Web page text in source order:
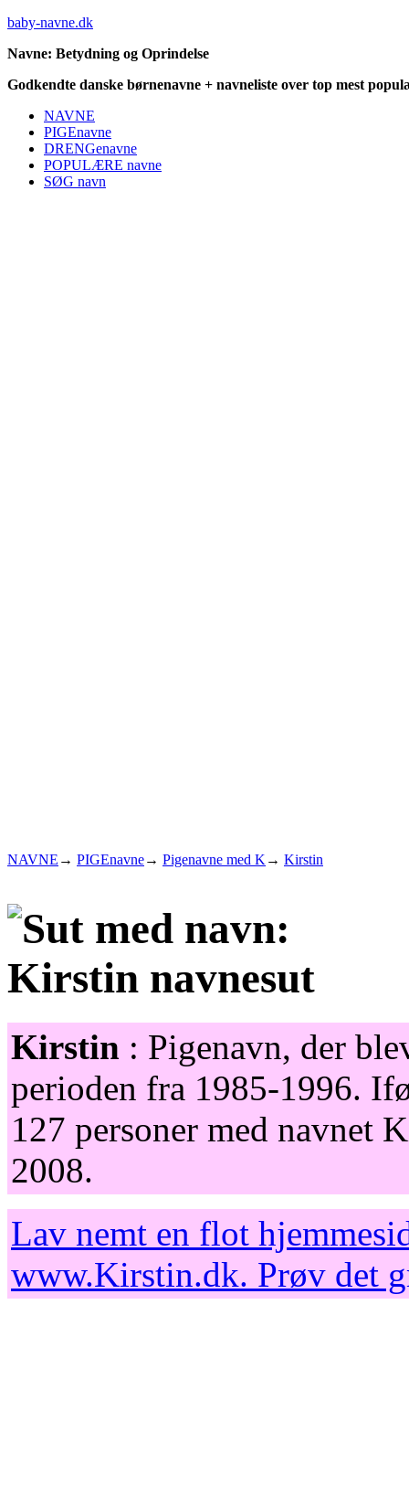
baby-navne.dk
Navne: Betydning og Oprindelse
Godkendte danske børnenavne + navneliste over top mest
NAVNE
PIGEnavne
DRENGenavne
POPULÆRE navne
SØG navn
NAVNE → PIGEnavne→ Pigenavne med K → Kirstin
Kirstin : Pigenavn, der
perioden fra 1985-1996.
127 personer med navnet
2008.
Lav nemt en flot
www.Kirstin.dk. Prøv det